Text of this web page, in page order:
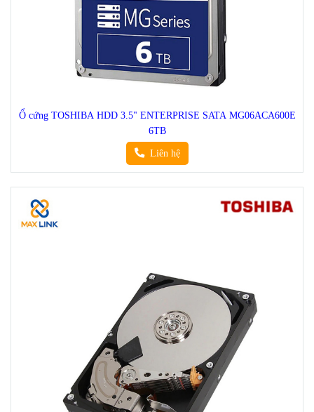
Ổ cứng TOSHIBA HDD 3.5" ENTERPRISE SATA MG06ACA600E
6TB
Liên hệ